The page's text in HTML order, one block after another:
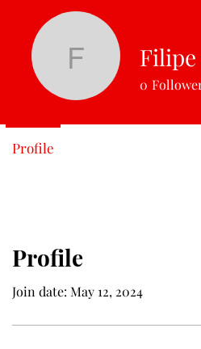
Profile
Join date: May 12, 2024
Filipe
0
Profile